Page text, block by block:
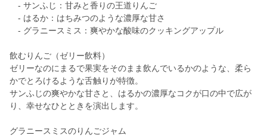
- サンふじ：甘みと香りの王道りんご
- はるか：はちみつのような濃厚な甘さ
- グラニースミス：爽やかな酸味のクッキングアップル
飲むりんご（ゼリー飲料）
ゼリーなのにまるで果実をそのまま飲んでいるかのような、柔ら
かでとろけるような舌触りが特徴。
サンふじの爽やかな甘さと、はるかの濃厚なコクが口の中で広が
り、幸せなひとときを演出します。
グラニースミスのりんごジャム